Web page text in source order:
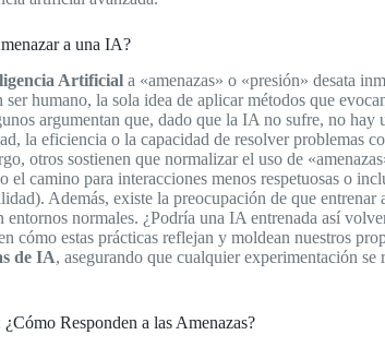
a una IA?
Artificial a «amenazas» o «presión» desata
humano, la sola idea de aplicar métodos que
argumentan que, dado que la IA no sufre, no
la eficiencia o la capacidad de resolver problemas
otros sostienen que normalizar el uso de
el camino para interacciones menos respetuosas o
Además, existe la preocupación de que
entornos normales. ¿Podría una IA entrenada así
cómo estas prácticas reflejan y moldean nuestros
de IA, asegurando que cualquier experimentación
Responden a las Amenazas?